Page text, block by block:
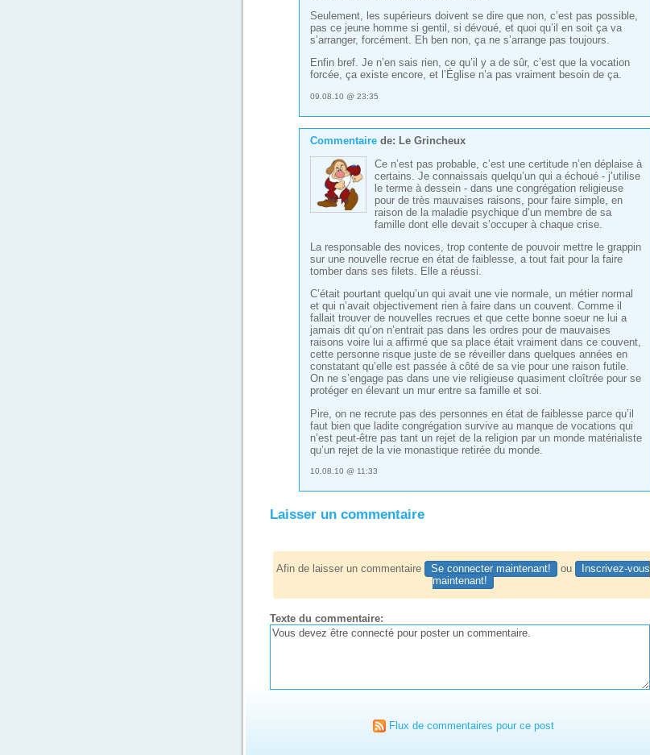
Seulement, les supérieurs doivent se dire que non, c’est pas possible,
pas ce jeune homme si gentil, si dévoué, et quoi qu’il en soit ça va
s’arranger, forcément. Eh ben non, ça ne s’arrange pas toujours.
Enfin bref. Je n’en sais rien, ce qu’il y a de sûr, c’est que la vocation
forcée, ça existe encore, et l’Église n’a pas vraiment besoin de ça.
09.08.10 @ 23:35
Commentairede: Le Grincheux
Ce n’est pas probable, c’est une certitude n’en déplaise à
certains. Je connaissais quelqu’un qui a échoué - j’utilise
le terme à dessein - dans une congrégation religieuse
pour de très mauvaises raisons, pour faire simple, en
raison de la maladie psychique d’un membre de sa
famille dont elle devait s’occuper à chaque crise.
La responsable des novices, trop contente de pouvoir mettre le grappin
sur une nouvelle recrue en état de faiblesse, a tout fait pour la faire
tomber dans ses filets. Elle a réussi.
C’était pourtant quelqu’un qui avait une vie normale, un métier normal
et qui n’avait objectivement rien à faire dans un couvent. Comme il
fallait trouver de nouvelles recrues et que cette bonne soeur ne lui a
jamais dit qu’on n’entrait pas dans les ordres pour de mauvaises
raisons voire lui a affirmé que sa place était vraiment dans ce couvent,
cette personne risque juste de se réveiller dans quelques années en
constatant qu’elle est passée à côté de sa vie pour une raison futile.
On ne s’engage pas dans une vie religieuse quasiment cloîtrée pour se
protéger en élevant un mur entre sa famille et soi.
Pire, on ne recrute pas des personnes en état de faiblesse parce qu’il
faut bien que ladite congrégation survive au manque de vocations qui
n’est peut-être pas tant un rejet de la religion par un monde matérialiste
qu’un rejet de la vie monastique retirée du monde.
10.08.10 @ 11:33
Laisser un commentaire
Afin de laisser un commentaire Se connecter maintenant! ou
Inscrivez-vous
maintenant!
Texte du commentaire:
Flux de commentaires pour ce post